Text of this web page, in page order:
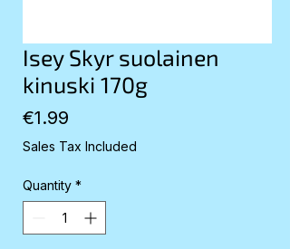
Isey Skyr suolainen
kinuski 170g
€1.99
Sales Tax Included
Quantity *